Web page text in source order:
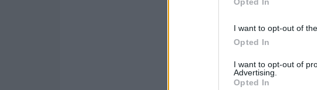
I want to opt-out of
Opted In
I want to opt-out of
Advertising.
Opted In
Bucovina Rădăuți
Gyergyószentmiklósi
Viitorul Onești